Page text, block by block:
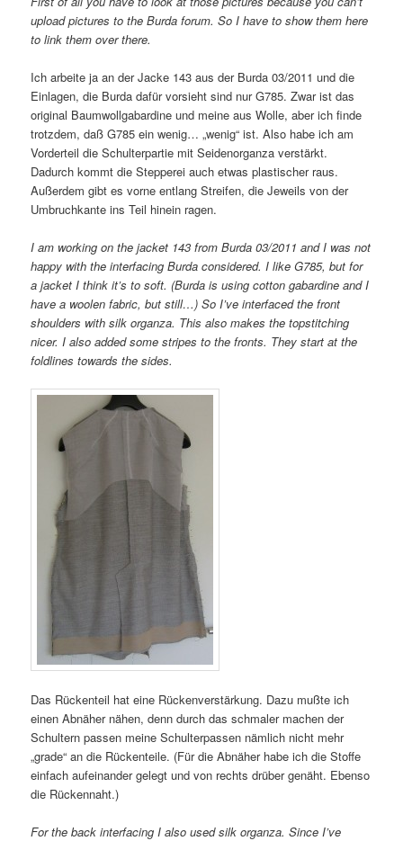
upload pictures to the Burda forum. So I have to show them here
to link them over there.
Ich arbeite ja an der Jacke 143 aus der Burda 03/2011 und die
Einlagen, die Burda dafür vorsieht sind nur G785. Zwar ist das
original Baumwollgabardine und meine aus Wolle, aber ich finde
trotzdem, daß G785 ein wenig… „wenig“ ist. Also habe ich am
Vorderteil die Schulterpartie mit Seidenorganza verstärkt.
Dadurch kommt die Stepperei auch etwas plastischer raus.
Außerdem gibt es vorne entlang Streifen, die Jeweils von der
Umbruchkante ins Teil hinein ragen.
I am working on the jacket 143 from Burda 03/2011 and I was not
happy with the interfacing Burda considered. I like G785, but for
a jacket I think it’s to soft. (Burda is using cotton gabardine and I
have a woolen fabric, but still…) So I’ve interfaced the front
shoulders with silk organza. This also makes the topstitching
nicer. I also added some stripes to the fronts. They start at the
foldlines towards the sides.
Das Rückenteil hat eine Rückenverstärkung. Dazu mußte ich
einen Abnäher nähen, denn durch das schmaler machen der
Schultern passen meine Schulterpassen nämlich nicht mehr
„grade“ an die Rückenteile. (Für die Abnäher habe ich die Stoffe
einfach aufeinander gelegt und von rechts drüber genäht. Ebenso
die Rückennaht.)
For the back interfacing I also used silk organza. Since I’ve